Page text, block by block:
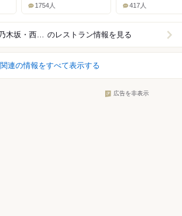
1754人 417人
六本木・乃木坂・西麻布 のレストラン情報を見る
関連の情報をすべて表示する
広告を非表示